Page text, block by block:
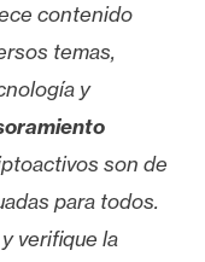
contenido
temas,
y
son de
para todos.
verifique la